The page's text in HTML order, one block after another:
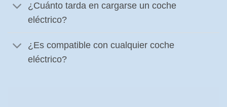
¿Cuánto tarda en cargarse un coche
eléctrico?
¿Es compatible con cualquier coche
eléctrico?